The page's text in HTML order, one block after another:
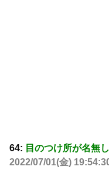
64: 目のつけ所が名無
2022/07/01(金)